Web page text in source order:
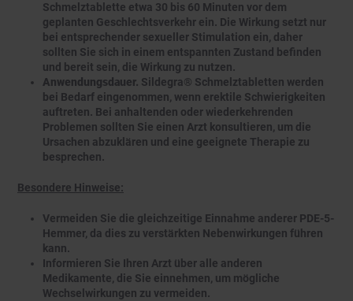
Schmelztablette etwa 30 bis 60 Minuten vor dem
geplanten Geschlechtsverkehr ein. Die Wirkung setzt nur
bei entsprechender sexueller Stimulation ein, daher
sollten Sie sich in einem entspannten Zustand befinden
und bereit sein, die Wirkung zu nutzen.
Anwendungsdauer. Sildegra® Schmelztabletten werden
bei Bedarf eingenommen, wenn erektile Schwierigkeiten
auftreten. Bei anhaltenden oder wiederkehrenden
Problemen sollten Sie einen Arzt konsultieren, um die
Ursachen abzuklären und eine geeignete Therapie zu
besprechen.
Besondere Hinweise:
Vermeiden Sie die gleichzeitige Einnahme anderer PDE-5-
Hemmer, da dies zu verstärkten Nebenwirkungen führen
kann.
Informieren Sie Ihren Arzt über alle anderen
Medikamente, die Sie einnehmen, um mögliche
Wechselwirkungen zu vermeiden.